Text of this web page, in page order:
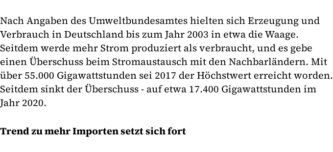
Nach Angaben des Umweltbundesamtes hielten sich Erzeugung und
Verbrauch in Deutschland bis zum Jahr 2003 in etwa die Waage.
Seitdem werde mehr Strom produziert als verbraucht, und es gebe
einen Überschuss beim Stromaustausch mit den Nachbarländern. Mit
über 55.000 Gigawattstunden sei 2017 der Höchstwert erreicht worden.
Seitdem sinkt der Überschuss - auf etwa 17.400 Gigawattstunden im
Jahr 2020.
Trend zu mehr Importen setzt sich fort